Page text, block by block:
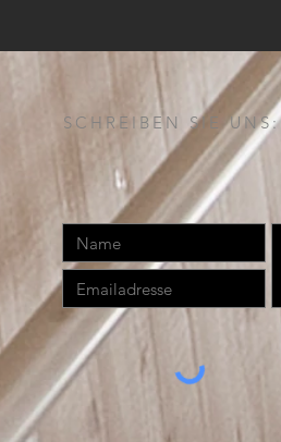
SCHREIBEN SIE UNS: